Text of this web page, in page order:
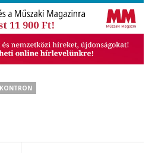
KONTRON